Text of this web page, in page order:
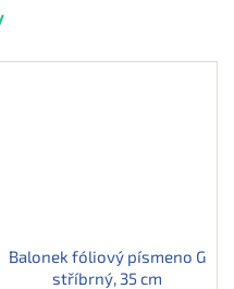
Balonek fóliový písmeno G
stříbrný, 35 cm